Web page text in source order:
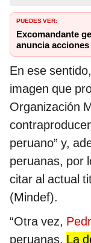
PUEDES VER:
Excomandante
anuncia
En ese
imagen que
Organización
peruano” y,
peruanas, por
citar al actual
(Mindef).
“Otra vez,
peruanas. La